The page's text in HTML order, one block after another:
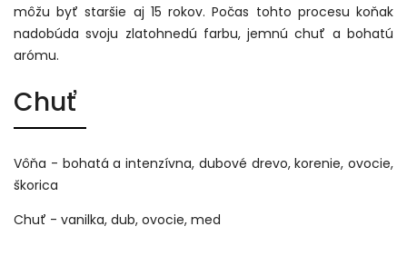
môžu byť staršie aj 15 rokov. Počas tohto procesu koňak
nadobúda svoju zlatohnedú farbu, jemnú chuť a bohatú
arómu.
Chuť
Vôňa - bohatá a intenzívna, dubové drevo, korenie, ovocie,
škorica
Chuť - vanilka, dub, ovocie, med